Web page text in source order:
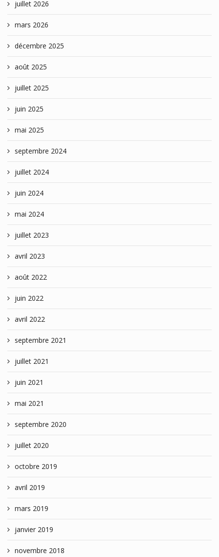
juillet 2026
mars 2026
décembre 2025
août 2025
juillet 2025
juin 2025
mai 2025
septembre 2024
juillet 2024
juin 2024
mai 2024
juillet 2023
avril 2023
août 2022
juin 2022
avril 2022
septembre 2021
juillet 2021
juin 2021
mai 2021
septembre 2020
juillet 2020
octobre 2019
avril 2019
mars 2019
janvier 2019
novembre 2018